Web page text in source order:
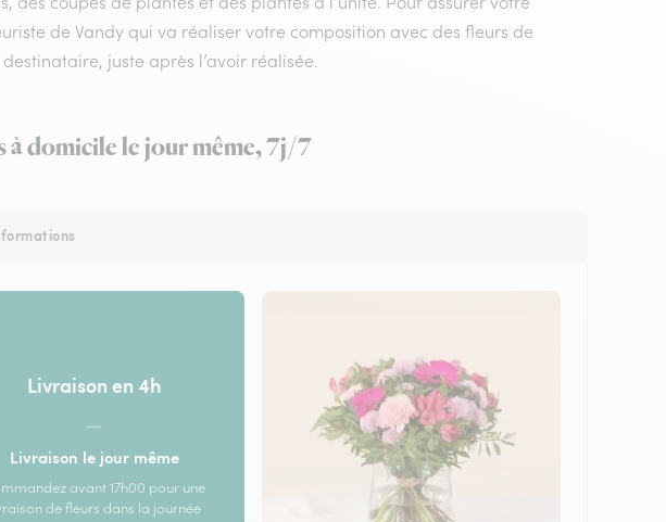
de Vandy qui va réaliser votre composition avec des fleurs de
juste après l’avoir réalisée.
à domicile le jour même, 7j/7
Livraison en 4h
—
Livraison le jour même
avant 17h00 pour une
de fleurs dans la journée